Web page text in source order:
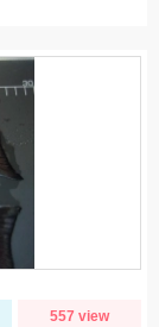
557 view